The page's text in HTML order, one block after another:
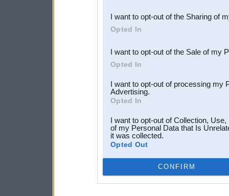
Downstream Participants
third parties.
I want to opt-out of the Sharing of
Opted In
I want to opt-out of the Sale of my
Opted In
I want to opt-out of processing my
Advertising.
Opted In
I want to opt-out of Collection,
of my Personal Data that Is
it was collected.
Opted Out
CONFIRM